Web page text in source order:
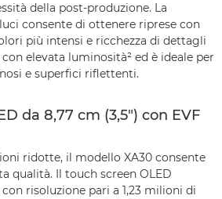
della post-produzione. La
consente di ottenere riprese con
più intensi e ricchezza di dettagli
elevata luminosità² ed è ideale per
e superfici riflettenti.
da 8,77 cm (3,5") con EVF
ridotte, il modello XA30 consente
qualità. Il touch screen OLED
risoluzione pari a 1,23 milioni di